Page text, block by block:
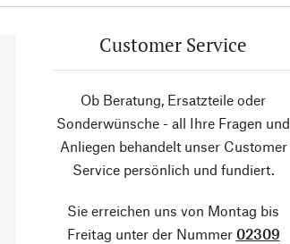
Customer Service
Ob Beratung, Ersatzteile oder
Sonderwünsche - all Ihre Fragen und
Anliegen behandelt unser Customer
Service persönlich und fundiert.
Sie erreichen uns von Montag bis
Freitag unter der Nummer 02309